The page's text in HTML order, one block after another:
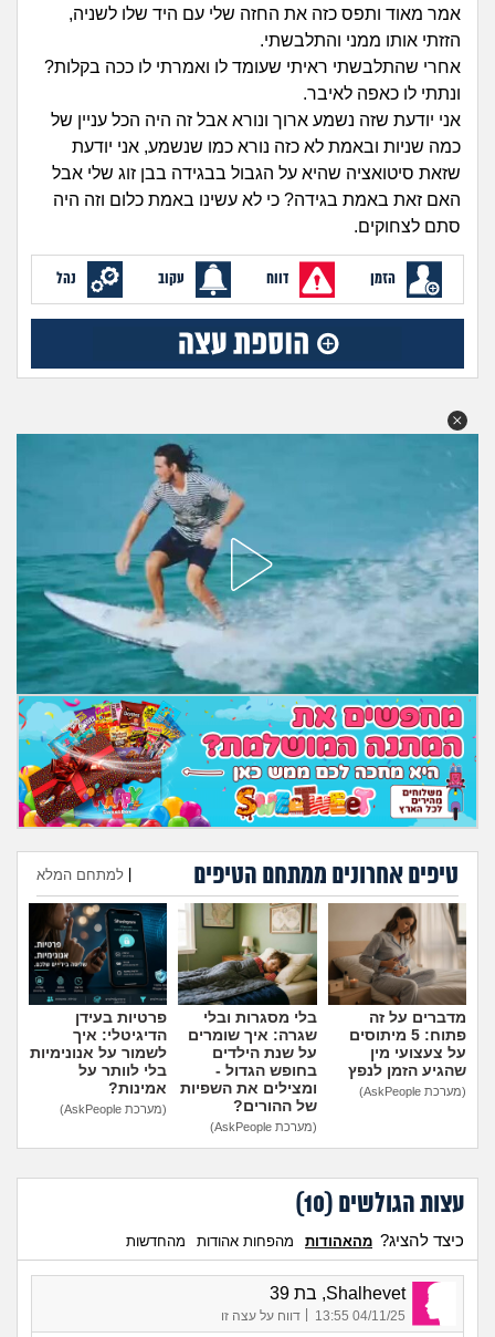
עבודה וקריירה
חברים ואנשים
בית, שכנים ושותפים
מה שעובר עליי
שומרים על הגוף
פיננסי וכלכלה
בין הסדינים
חיות מחמד
יוקר המחיה
גאווה
אמר מאוד ותפס כזה את החזה שלי עם היד שלו לשניה,
הזזתי אותו ממני והתלבשתי.
אחרי שהתלבשתי ראיתי שעומד לו ואמרתי לו ככה בקלות?
ונתתי לו כאפה לאיבר.
אני יודעת שזה נשמע ארוך ונורא אבל זה היה הכל עניין של
כמה שניות ובאמת לא כזה נורא כמו שנשמע, אני יודעת
שזאת סיטואציה שהיא על הגבול בבגידה בבן זוג שלי אבל
האם זאת באמת בגידה? כי לא עשינו באמת כלום וזה היה
סתם לצחוקים.
הזמן דווח עקוב נהל
טיפים אחרונים ממתחם הטיפים למתחם המלא
הוספת טיפ
מדברים על זה
פתוח: 5 מיתוסים
על צעצועי מין
שהגיע הזמן לנפץ
(מערכת AskPeople)
בלי מסגרות ובלי
שגרה: איך שומרים
על שנת הילדים
בחופש הגדול -
ומצילים את השפיות
של ההורים?
(מערכת AskPeople)
פרטיות בעידן
הדיגיטלי: איך
לשמור על אנונימיות
בלי לוותר על
אמינות?
(מערכת AskPeople)
עצות הגולשים (10
)
כיצד להציג? מהאהודות מהפחות אהודות מהחדשות
Shalhevet, בת 39
04/11/25 13:55 דווח על עצה זו